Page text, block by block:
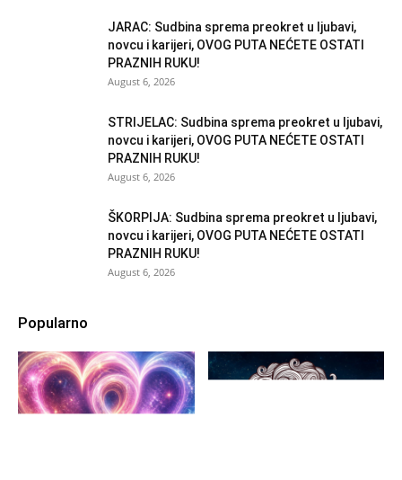
JARAC: Sudbina sprema preokret u ljubavi,
novcu i karijeri, OVOG PUTA NEĆETE OSTATI
PRAZNIH RUKU!
August 6, 2026
STRIJELAC: Sudbina sprema preokret u ljubavi,
novcu i karijeri, OVOG PUTA NEĆETE OSTATI
PRAZNIH RUKU!
August 6, 2026
ŠKORPIJA: Sudbina sprema preokret u ljubavi,
novcu i karijeri, OVOG PUTA NEĆETE OSTATI
PRAZNIH RUKU!
August 6, 2026
Popularno